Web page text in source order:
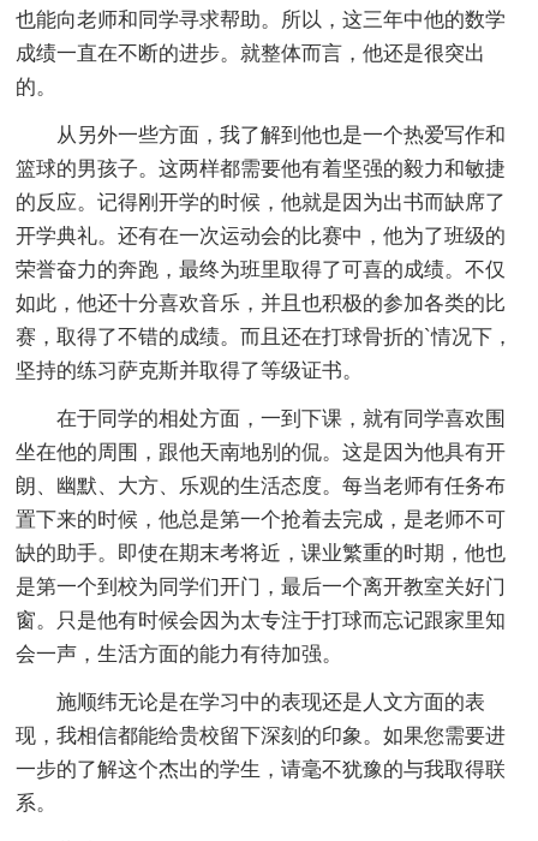
也能向老师和同学寻求帮助。所以，这三年中他的数学
成绩一直在不断的进步。就整体而言，他还是很突出
的。
从另外一些方面，我了解到他也是一个热爱写作和
篮球的男孩子。这两样都需要他有着坚强的毅力和敏捷
的反应。记得刚开学的时候，他就是因为出书而缺席了
开学典礼。还有在一次运动会的比赛中，他为了班级的
荣誉奋力的奔跑，最终为班里取得了可喜的成绩。不仅
如此，他还十分喜欢音乐，并且也积极的参加各类的比
赛，取得了不错的成绩。而且还在打球骨折的`情况下，
坚持的练习萨克斯并取得了等级证书。
在于同学的相处方面，一到下课，就有同学喜欢围
坐在他的周围，跟他天南地别的侃。这是因为他具有开
朗、幽默、大方、乐观的生活态度。每当老师有任务布
置下来的时候，他总是第一个抢着去完成，是老师不可
缺的助手。即使在期末考将近，课业繁重的时期，他也
是第一个到校为同学们开门，最后一个离开教室关好门
窗。只是他有时候会因为太专注于打球而忘记跟家里知
会一声，生活方面的能力有待加强。
施顺纬无论是在学习中的表现还是人文方面的表
现，我相信都能给贵校留下深刻的印象。如果您需要进
一步的了解这个杰出的学生，请毫不犹豫的与我取得联
系。